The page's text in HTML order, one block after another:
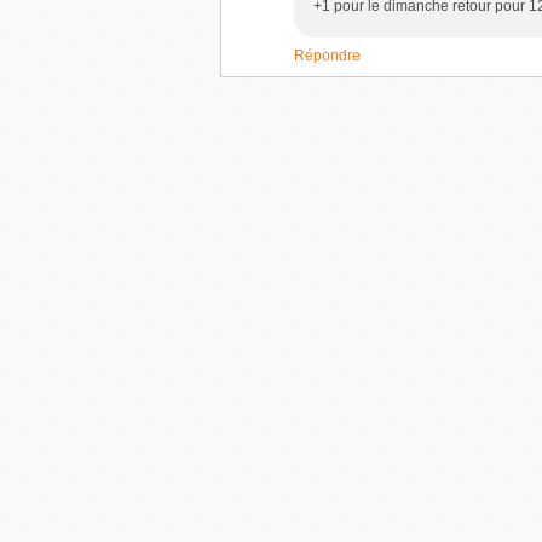
+1 pour le dimanche retour pour
Répondre